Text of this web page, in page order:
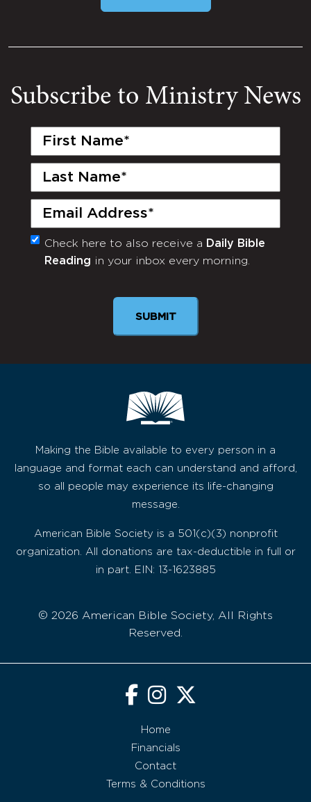
Subscribe to Ministry News
First
Last
Email
(Required)
Monthly
Newsletter
Check here to also receive a Daily Bible
Reading in your inbox every morning.
SUBMIT
Making the Bible available to every person in a
language and format each can understand and afford,
so all people may experience its life-changing
message.
American Bible Society is a 501(c)(3) nonprofit
organization. All donations are tax-deductible in full or
in part. EIN: 13-1623885
© 2026 American Bible Society, All Rights
Reserved.
Home
Financials
Contact
Terms & Conditions